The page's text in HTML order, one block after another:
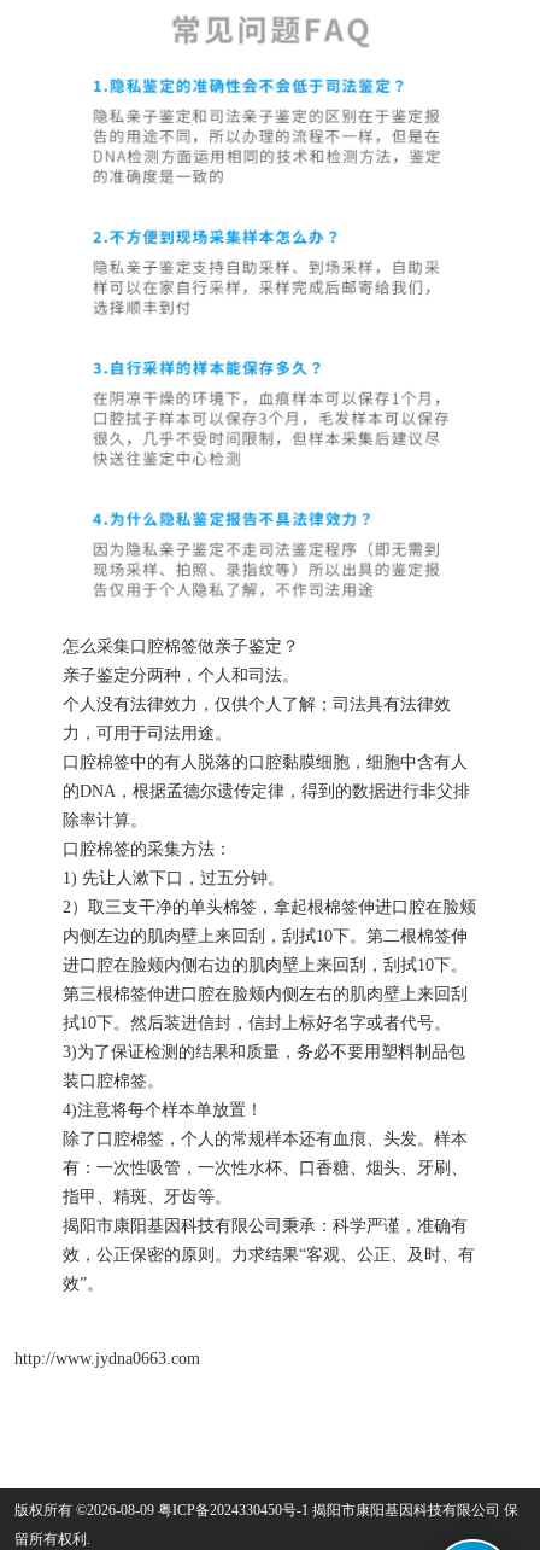
怎么采集口腔棉签做亲子鉴定？
亲子鉴定分两种，个人和司法。
个人没有法律效力，仅供个人了解；司法具有法律效
力，可用于司法用途。
口腔棉签中的有人脱落的口腔黏膜细胞，细胞中含有人
的DNA，根据孟德尔遗传定律，得到的数据进行非父排
除率计算。
口腔棉签的采集方法：
1) 先让人漱下口，过五分钟。
2）取三支干净的单头棉签，拿起根棉签伸进口腔在脸颊
内侧左边的肌肉壁上来回刮，刮拭10下。第二根棉签伸
进口腔在脸颊内侧右边的肌肉壁上来回刮，刮拭10下。
第三根棉签伸进口腔在脸颊内侧左右的肌肉壁上来回刮
拭10下。然后装进信封，信封上标好名字或者代号。
3)为了保证检测的结果和质量，务必不要用塑料制品包
装口腔棉签。
4)注意将每个样本单放置！
除了口腔棉签，个人的常规样本还有血痕、头发。样本
有：一次性吸管，一次性水杯、口香糖、烟头、牙刷、
指甲、精斑、牙齿等。
揭阳市康阳基因科技有限公司秉承：科学严谨，准确有
效，公正保密的原则。力求结果“客观、公正、及时、有
效”。
http://www.jydna0663.com
版权所有 ©2026-08-09 粤ICP备2024330450号-1 揭阳市康阳基因科技有限公司 保
留所有权利.